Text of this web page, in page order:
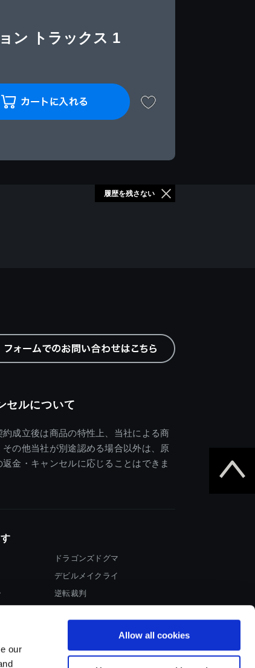
our
Allow all cookies
ン トラックス 1
履歴を残さない
セルについて
約成立後は商品の特性上、当社による商
の他当社が別途認める場合以外は、原
金・キャンセルに応じることはできま
ドラゴンズドグマ
デビルメイクライ
逆転裁判